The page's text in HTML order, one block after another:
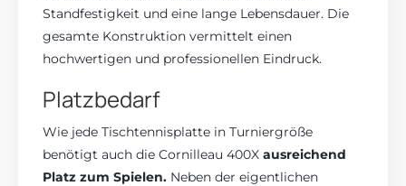
Standfestigkeit und eine lange Lebensdauer. Die
gesamte Konstruktion vermittelt einen
hochwertigen und professionellen Eindruck.
Platzbedarf
Wie jede Tischtennisplatte in Turniergröße
benötigt auch die Cornilleau 400Xausreichend
Platz zum Spielen. Neben der eigentlichen